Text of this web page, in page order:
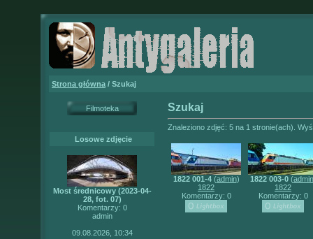
Strona główna / Szukaj
Filmoteka
Losowe zdjęcie
Most średnicowy (2023-04-
28, fot. 07)
Komentarzy: 0
admin
09.08.2026, 10:34
Szukaj
Znaleziono zdjęć: 5 na 1 stronie(ach).
1822 001-4(admin)
1822
Komentarzy: 0
1822 003-0(admin
1822
Komentarzy: 0